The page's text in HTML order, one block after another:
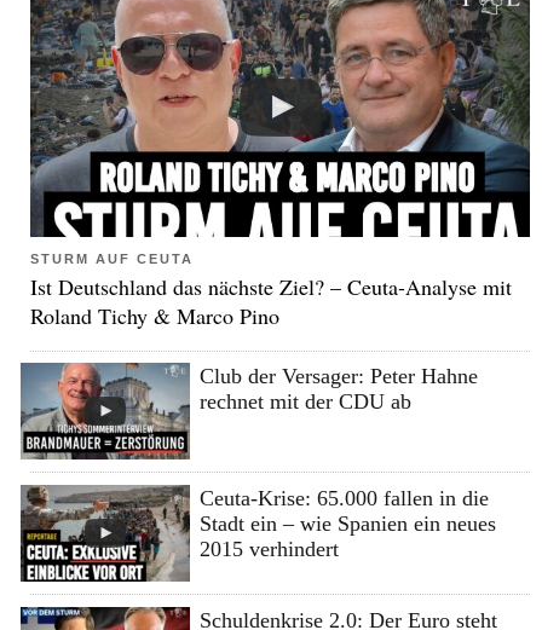
STURM AUF CEUTA
Ist Deutschland das nächste Ziel? – Ceuta-Analyse mit
Roland Tichy & Marco Pino
Club der Versager: Peter Hahne
rechnet mit der CDU ab
Ceuta-Krise: 65.000 fallen in die
Stadt ein – wie Spanien ein neues
2015 verhindert
Schuldenkrise 2.0: Der Euro steht